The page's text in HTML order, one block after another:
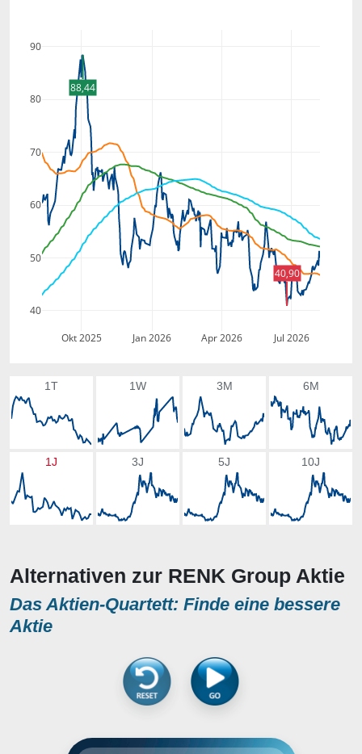
Okt 2025 Jan 2026 Apr 2026 Jul 2026
40
50
60
70
80
90
88,44
40,90
1T 1W 3M 6M
1J 3J 5J 10J
Alternativen zur RENK Group Aktie
Das Aktien-Quartett: Finde eine bessere
Aktie